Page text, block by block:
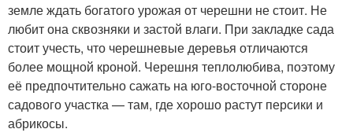
земле ждать богатого урожая от черешни не стоит. Не
любит она сквозняки и застой влаги. При закладке сада
стоит учесть, что черешневые деревья отличаются
более мощной кроной. Черешня теплолюбива, поэтому
её предпочтительно сажать на юго-восточной стороне
садового участка — там, где хорошо растут персики и
абрикосы.